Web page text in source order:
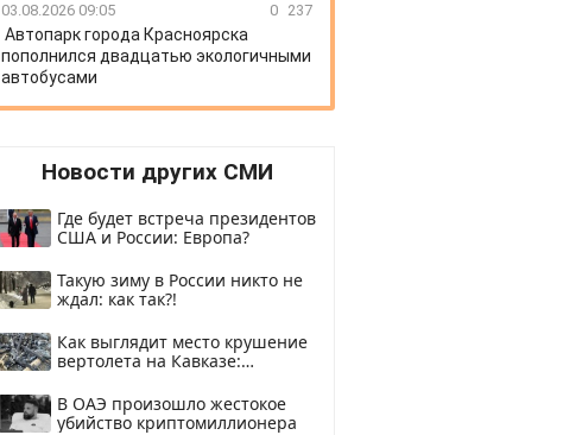
03.08.2026 09:05 0 237
Автопарк города Красноярска
пополнился двадцатью экологичными
автобусами
Новости других СМИ
Где будет встреча президентов
США и России: Европа?
Такую зиму в России никто не
ждал: как так?!
Как выглядит место крушение
вертолета на Кавказе:
В ОАЭ произошло жестокое
убийство криптомиллионера